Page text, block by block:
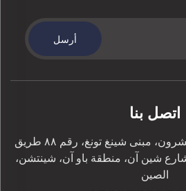
أرسل
اتصل بنا
Add: الطابق التاسع والعشرون، مبنى شينغ تونغ، رقم ٨٨ طريق
شين آن، منطقة باو آن، شينتشن،
الصين